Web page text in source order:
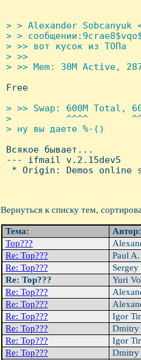
> > Alexander Sobcanyuk
> >
> >> вот кусок из ТОПа
> >>
> >> Mem: 30M Active,
Free
> >> Swap: 600M Total,
>          ^^^^
> ну вы даете %-()
Всякое бывает...
--- ifmail v.2.15dev5
* Origin: Demos online
Вернуться к списку тем,
Тема:
Top???
Re: Top???
Paul
Re: Top???
Re: Top???
Yuri
Re: Top???
Re: Top???
Re: Top???
Igor
Re: Top???
Dmitry
Re: Top???
Igor
Re: Top???
Dmitry